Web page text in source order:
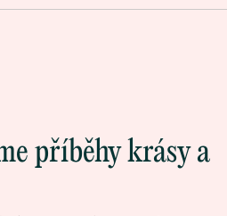
příběhy krásy a